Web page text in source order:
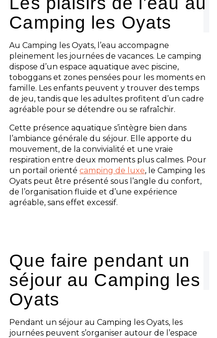
Camping les Oyats
Au Camping les Oyats, l’eau accompagne
pleinement les journées de vacances. Le camping
dispose d’un espace aquatique avec piscine,
toboggans et zones pensées pour les moments en
famille. Les enfants peuvent y trouver des temps
de jeu, tandis que les adultes profitent d’un cadre
agréable pour se détendre ou se rafraîchir.
Cette présence aquatique s’intègre bien dans
l’ambiance générale du séjour. Elle apporte du
mouvement, de la convivialité et une vraie
respiration entre deux moments plus calmes. Pour
un portail orientécamping de luxe, le Camping les
Oyats peut être présenté sous l’angle du confort,
de l’organisation fluide et d’une expérience
agréable, sans effet excessif.
Que faire pendant un
séjour au Camping les
Oyats
Pendant un séjour au Camping les Oyats, les
journées peuvent s’organiser autour de l’espace